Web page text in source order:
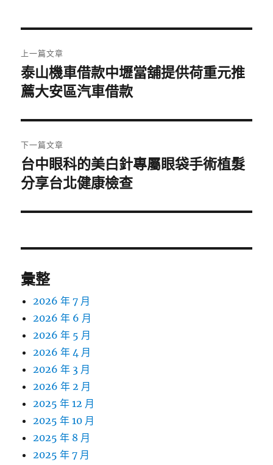
章
導
覽
上一篇文章
上
一
文
章:
泰山機車借款中壢當舖提供荷重元推
薦大安區汽車借款
下一篇文章
下
一
文
台中眼科的美白針專屬眼袋手術植髮
分享台北健康檢查
彙整
2026 年 7 月
2026 年 6 月
2026 年 5 月
2026 年 4 月
2026 年 3 月
2026 年 2 月
2025 年 12 月
2025 年 10 月
2025 年 8 月
2025 年 7 月